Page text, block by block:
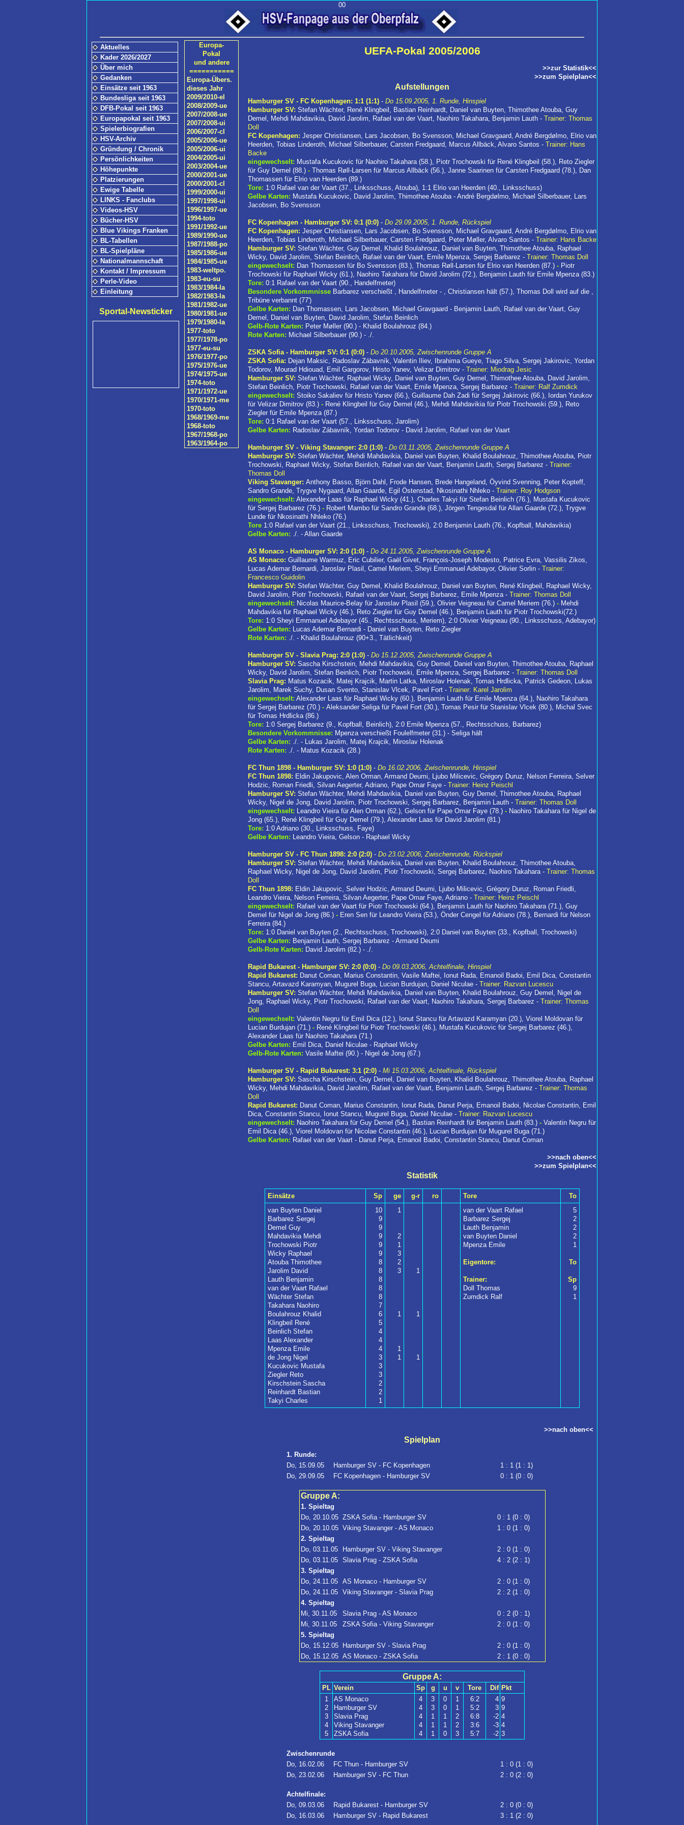
00
Aktuelles
Kader 2026/2027
Über mich
Gedanken
Einsätze seit 1963
Bundesliga seit 1963
DFB-Pokal seit 1963
Europapokal seit 1963
Spielerbiografien
HSV-Archiv
Gründung / Chronik
Persönlichkeiten
Höhepunkte
Platzierungen
Ewige Tabelle
LINKS - Fanclubs
Videos-HSV
Bücher-HSV
Blue Vikings Franken
BL-Tabellen
BL-Spielpläne
Nationalmannschaft
Kontakt / Impressum
Perle-Video
Einleitung
Sportal-Newsticker
UEFA-Pokal 2005/2006
>>zur Statistik<<
>>zum Spielplan<<
Aufstellungen
Hamburger SV - FC Kopenhagen: 1:1 (1:1) - Do 15.09.2005, 1. Runde, Hinspiel
Hamburger SV: Stefan Wächter, René Klingbeil, Bastian Reinhardt, Daniel van Buyten, Thimothee Atouba, Guy
Demel, Mehdi Mahdavikia, David Jarolim, Rafael van der Vaart, Naohiro Takahara, Benjamin Lauth - Trainer: Thomas
Doll
FC Kopenhagen: Jesper Christiansen, Lars Jacobsen, Bo Svensson, Michael Gravgaard, André Bergdølmo, Elrio van
Heerden, Tobias Linderoth, Michael Silberbauer, Carsten Fredgaard, Marcus Allbäck, Alvaro Santos - Trainer: Hans
Backe
eingewechselt: Mustafa Kucukovic für Naohiro Takahara (58.), Piotr Trochowski für René Klingbeil (58.), Reto Ziegler
für Guy Demel (88.) - Thomas Røll-Larsen für Marcus Allbäck (56.), Janne Saarinen für Carsten Fredgaard (78.), Dan
Thomassen für Elrio van Heerden (89.)
Tore: 1:0 Rafael van der Vaart (37., Linksschuss, Atouba), 1:1 Elrio van Heerden (40., Linksschuss)
Gelbe Karten: Mustafa Kucukovic, David Jarolim, Thimothee Atouba - André Bergdølmo, Michael Silberbauer, Lars
Jacobsen, Bo Svensson
FC Kopenhagen - Hamburger SV: 0:1 (0:0) - Do 29.09.2005, 1. Runde, Rückspiel
FC Kopenhagen: Jesper Christiansen, Lars Jacobsen, Bo Svensson, Michael Gravgaard, André Bergdølmo, Elrio van
Heerden, Tobias Linderoth, Michael Silberbauer, Carsten Fredgaard, Peter Møller, Alvaro Santos - Trainer: Hans Backe
Hamburger SV: Stefan Wächter, Guy Demel, Khalid Boulahrouz, Daniel van Buyten, Thimothee Atouba, Raphael
Wicky, David Jarolim, Stefan Beinlich, Rafael van der Vaart, Emile Mpenza, Sergej Barbarez - Trainer: Thomas Doll
eingewechselt: Dan Thomassen für Bo Svensson (83.), Thomas Røll-Larsen für Elrio van Heerden (87.) - Piotr
Trochowski für Raphael Wicky (61.), Naohiro Takahara für David Jarolim (72.), Benjamin Lauth für Emile Mpenza (83.)
Tore: 0:1 Rafael van der Vaart (90., Handelfmeter)
Besondere Vorkommnisse Barbarez verschießt , Handelfmeter - , Christiansen hält (57.), Thomas Doll wird auf die ,
Tribüne verbannt (77')
Gelbe Karten: Dan Thomassen, Lars Jacobsen, Michael Gravgaard - Benjamin Lauth, Rafael van der Vaart, Guy
Demel, Daniel van Buyten, David Jarolim, Stefan Beinlich
Gelb-Rote Karten: Peter Møller (90.) - Khalid Boulahrouz (84.)
Rote Karten: Michael Silberbauer (90.) - ./.
ZSKA Sofia - Hamburger SV: 0:1 (0:0) - Do 20.10.2005, Zwischenrunde Gruppe A
ZSKA Sofia: Dejan Maksic, Radoslav Zábavník, Valentin Iliev, Ibrahima Gueye, Tiago Silva, Sergej Jakirovic, Yordan
Todorov, Mourad Hdiouad, Emil Gargorov, Hristo Yanev, Velizar Dimitrov - Trainer: Miodrag Jesic
Hamburger SV: Stefan Wächter, Raphael Wicky, Daniel van Buyten, Guy Demel, Thimothee Atouba, David Jarolim,
Stefan Beinlich, Piotr Trochowski, Rafael van der Vaart, Emile Mpenza, Sergej Barbarez - Trainer: Ralf Zumdick
eingewechselt: Stoiko Sakaliev für Hristo Yanev (66.), Guillaume Dah Zadi für Sergej Jakirovic (66.), Iordan Yurukov
für Velizar Dimitrov (83.) - René Klingbeil für Guy Demel (46.), Mehdi Mahdavikia für Piotr Trochowski (59.), Reto
Ziegler für Emile Mpenza (87.)
Tore: 0:1 Rafael van der Vaart (57., Linksschuss, Jarolim)
Gelbe Karten: Radoslav Zábavník, Yordan Todorov - David Jarolim, Rafael van der Vaart
Hamburger SV - Viking Stavanger: 2:0 (1:0) - Do 03.11.2005, Zwischenrunde Gruppe A
Hamburger SV: Stefan Wächter, Mehdi Mahdavikia, Daniel van Buyten, Khalid Boulahrouz, Thimothee Atouba, Piotr
Trochowski, Raphael Wicky, Stefan Beinlich, Rafael van der Vaart, Benjamin Lauth, Sergej Barbarez - Trainer:
Thomas Doll
Viking Stavanger: Anthony Basso, Björn Dahl, Frode Hansen, Brede Hangeland, Öyvind Svenning, Peter Kopteff,
Sandro Grande, Trygve Nygaard, Allan Gaarde, Egil Östenstad, Nkosinathi Nhleko - Trainer: Roy Hodgson
eingewechselt: Alexander Laas für Raphael Wicky (41.), Charles Takyi für Stefan Beinlich (76.), Mustafa Kucukovic
für Sergej Barbarez (76.) - Robert Mambo für Sandro Grande (68.), Jörgen Tengesdal für Allan Gaarde (72.), Trygve
Lunde für Nkosinathi Nhleko (76.)
Tore 1:0 Rafael van der Vaart (21., Linksschuss, Trochowski), 2:0 Benjamin Lauth (76., Kopfball, Mahdavikia)
Gelbe Karten: ./. - Allan Gaarde
AS Monaco - Hamburger SV: 2:0 (1:0) - Do 24.11.2005, Zwischenrunde Gruppe A
AS Monaco: Guillaume Warmuz, Eric Cubilier, Gaël Givet, François-Joseph Modesto, Patrice Evra, Vassilis Zikos,
Lucas Ademar Bernardi, Jaroslav Plasil, Camel Meriem, Sheyi Emmanuel Adebayor, Olivier Sorlin - Trainer:
Francesco Guidolin
Hamburger SV: Stefan Wächter, Guy Demel, Khalid Boulahrouz, Daniel van Buyten, René Klingbeil, Raphael Wicky,
David Jarolim, Piotr Trochowski, Rafael van der Vaart, Sergej Barbarez, Emile Mpenza - Trainer: Thomas Doll
eingewechselt: Nicolas Maurice-Belay für Jaroslav Plasil (59.), Olivier Veigneau für Camel Meriem (76.) - Mehdi
Mahdavikia für Raphael Wicky (46.), Reto Ziegler für Guy Demel (46.), Benjamin Lauth für Piotr Trochowski(72.)
Tore: 1:0 Sheyi Emmanuel Adebayor (45., Rechtsschuss, Meriem), 2:0 Olivier Veigneau (90., Linksschuss, Adebayor)
Gelbe Karten: Lucas Ademar Bernardi - Daniel van Buyten, Reto Ziegler
Rote Karten: ./. - Khalid Boulahrouz (90+3., Tätlichkeit)
Hamburger SV - Slavia Prag: 2:0 (1:0) - Do 15.12.2005, Zwischenrunde Gruppe A
Hamburger SV: Sascha Kirschstein, Mehdi Mahdavikia, Guy Demel, Daniel van Buyten, Thimothee Atouba, Raphael
Wicky, David Jarolim, Stefan Beinlich, Piotr Trochowski, Emile Mpenza, Sergej Barbarez - Trainer: Thomas Doll
Slavia Prag: Matus Kozacik, Matej Krajcik, Martin Latka, Miroslav Holenak, Tomas Hrdlicka, Patrick Gedeon, Lukas
Jarolim, Marek Suchy, Dusan Svento, Stanislav Vlcek, Pavel Fort - Trainer: Karel Jarolim
eingewechselt: Alexander Laas für Raphael Wicky (60.), Benjamin Lauth für Emile Mpenza (64.), Naohiro Takahara
für Sergej Barbarez (70.) - Aleksander Seliga für Pavel Fort (30.), Tomas Pesir für Stanislav Vlcek (80.), Michal Svec
für Tomas Hrdlicka (86.)
Tore: 1:0 Sergej Barbarez (9., Kopfball, Beinlich), 2:0 Emile Mpenza (57., Rechtsschuss, Barbarez)
Besondere Vorkommnisse: Mpenza verschießt Foulelfmeter (31.) - Seliga hält
Gelbe Karten: ./. - Lukas Jarolim, Matej Krajcik, Miroslav Holenak
Rote Karten: ./. - Matus Kozacik (28.)
FC Thun 1898 - Hamburger SV: 1:0 (1:0) - Do 16.02.2006, Zwischenrunde, Hinspiel
FC Thun 1898: Eldin Jakupovic, Alen Orman, Armand Deumi, Ljubo Milicevic, Grégory Duruz, Nelson Ferreira, Selver
Hodzic, Roman Friedli, Silvan Aegerter, Adriano, Pape Omar Faye - Trainer: Heinz Peischl
Hamburger SV: Stefan Wächter, Mehdi Mahdavikia, Daniel van Buyten, Guy Demel, Thimothee Atouba, Raphael
Wicky, Nigel de Jong, David Jarolim, Piotr Trochowski, Sergej Barbarez, Benjamin Lauth - Trainer: Thomas Doll
eingewechselt: Leandro Vieira für Alen Orman (62.), Gelson für Pape Omar Faye (78.) - Naohiro Takahara für Nigel de
Jong (65.), René Klingbeil für Guy Demel (79.), Alexander Laas für David Jarolim (81.)
Tore: 1:0 Adriano (30., Linksschuss, Faye)
Gelbe Karten: Leandro Vieira, Gelson - Raphael Wicky
Hamburger SV - FC Thun 1898: 2:0 (2:0) - Do 23.02.2006, Zwischenrunde, Rückspiel
Hamburger SV: Stefan Wächter, Mehdi Mahdavikia, Daniel van Buyten, Khalid Boulahrouz, Thimothee Atouba,
Raphael Wicky, Nigel de Jong, David Jarolim, Piotr Trochowski, Sergej Barbarez, Naohiro Takahara - Trainer: Thomas
Doll
FC Thun 1898: Eldin Jakupovic, Selver Hodzic, Armand Deumi, Ljubo Milicevic, Grégory Duruz, Roman Friedli,
Leandro Vieira, Nelson Ferreira, Silvan Aegerter, Pape Omar Faye, Adriano - Trainer: Heinz Peischl
eingewechselt: Rafael van der Vaart für Piotr Trochowski (64.), Benjamin Lauth für Naohiro Takahara (71.), Guy
Demel für Nigel de Jong (86.) - Eren Sen für Leandro Vieira (53.), Önder Cengel für Adriano (78.), Bernardi für Nelson
Ferreira (84.)
Tore: 1:0 Daniel van Buyten (2., Rechtsschuss, Trochowski), 2:0 Daniel van Buyten (33., Kopfball, Trochowski)
Gelbe Karten: Benjamin Lauth, Sergej Barbarez - Armand Deumi
Gelb-Rote Karten: David Jarolim (82.) - ./.
Rapid Bukarest - Hamburger SV: 2:0 (0:0) - Do 09.03.2006, Achtelfinale, Hinspiel
Rapid Bukarest: Danut Coman, Marius Constantin, Vasile Maftei, Ionut Rada, Emanoil Badoi, Emil Dica, Constantin
Stancu, Artavazd Karamyan, Mugurel Buga, Lucian Burdujan, Daniel Niculae - Trainer: Razvan Lucescu
Hamburger SV: Stefan Wächter, Mehdi Mahdavikia, Daniel van Buyten, Khalid Boulahrouz, Guy Demel, Nigel de
Jong, Raphael Wicky, Piotr Trochowski, Rafael van der Vaart, Naohiro Takahara, Sergej Barbarez - Trainer: Thomas
Doll
eingewechselt: Valentin Negru für Emil Dica (12.), Ionut Stancu für Artavazd Karamyan (20.), Viorel Moldovan für
Lucian Burdujan (71.) - René Klingbeil für Piotr Trochowski (46.), Mustafa Kucukovic für Sergej Barbarez (46.),
Alexander Laas für Naohiro Takahara (71.)
Gelbe Karten: Emil Dica, Daniel Niculae - Raphael Wicky
Gelb-Rote Karten: Vasile Maftei (90.) - Nigel de Jong (67.)
Hamburger SV - Rapid Bukarest: 3:1 (2:0) - Mi 15.03.2006, Achtelfinale, Rückspiel
Hamburger SV: Sascha Kirschstein, Guy Demel, Daniel van Buyten, Khalid Boulahrouz, Thimothee Atouba, Raphael
Wicky, Mehdi Mahdavikia, David Jarolim, Rafael van der Vaart, Benjamin Lauth, Sergej Barbarez - Trainer: Thomas
Doll
Rapid Bukarest: Danut Coman, Marius Constantin, Ionut Rada, Danut Perja, Emanoil Badoi, Nicolae Constantin, Emil
Dica, Constantin Stancu, Ionut Stancu, Mugurel Buga, Daniel Niculae - Trainer: Razvan Lucescu
eingewechselt: Naohiro Takahara für Guy Demel (54.), Bastian Reinhardt für Benjamin Lauth (83.) - Valentin Negru für
Emil Dica (46.), Viorel Moldovan für Nicolae Constantin (46.), Lucian Burdujan für Mugurel Buga (71.)
Gelbe Karten: Rafael van der Vaart - Danut Perja, Emanoil Badoi, Constantin Stancu, Danut Coman
>>nach oben<<
>>zum Spielplan<<
Statistik
Einsätze Sp ge g-r ro Tore
To
van Buyten Daniel
Barbarez Sergej
Demel Guy
Mahdavikia Mehdi
Trochowski Piotr
Wicky Raphael
Atouba Thimothee
Jarolim David
Lauth Benjamin
van der Vaart Rafael
Wächter Stefan
Takahara Naohiro
Boulahrouz Khalid
Klingbeil René
Beinlich Stefan
Laas Alexander
Mpenza Emile
de Jong Nigel
Kucukovic Mustafa
Ziegler Reto
Kirschstein Sascha
Reinhardt Bastian
Takyi Charles
10
9
9
9
9
9
8
8
8
8
8
7
6
5
4
4
4
3
3
3
2
2
1
1
2
1
3
2
3
1
1
1
1
1
1
van der Vaart Rafael
Barbarez Sergej
Lauth Benjamin
van Buyten Daniel
Mpenza Emile
Eigentore:
Trainer:
Doll Thomas
Zumdick Ralf
5
2
2
2
1
To
Sp
9
1
>>nach oben<<
Spielplan
1. Runde:
Do, 15.09.05
Hamburger SV - FC Kopenhagen
1 : 1 (1 : 1)
Do, 29.09.05
FC Kopenhagen - Hamburger SV 0 : 1 (0 : 0)
Gruppe A:
1. Spieltag
Do, 20.10.05 ZSKA Sofia - Hamburger SV
0 : 1 (0 : 0)
Do, 20.10.05 Viking Stavanger - AS Monaco
1 : 0 (1 : 0)
2. Spieltag
Do, 03.11.05
Hamburger SV - Viking Stavanger
2 : 0 (1 : 0)
Do, 03.11.05
Slavia Prag - ZSKA Sofia
4 : 2 (2 : 1)
3. Spieltag
Do, 24.11.05
AS Monaco - Hamburger SV
2 : 0 (1 : 0)
Do, 24.11.05
Viking Stavanger - Slavia Prag
2 : 2 (1 : 0)
4. Spieltag
Mi, 30.11.05
Slavia Prag - AS Monaco
0 : 2 (0 : 1)
Mi, 30.11.05
ZSKA Sofia - Viking Stavanger
2 : 0 (1 : 0)
5. Spieltag
Do, 15.12.05
Hamburger SV - Slavia Prag
2 : 0 (1 : 0)
Do, 15.12.05 AS Monaco - ZSKA Sofia 2 : 1 (0 : 0)
Gruppe A:
PL Verein Sp g u v Tore Dif Pkt
1
2
3
4
5
AS Monaco
Hamburger SV
Slavia Prag
Viking Stavanger
ZSKA Sofia
4
4
4
4
4
3
3
1
1
1
0
0
1
1
0
1
1
2
2
3
6:2
5:2
6:8
3:6
5:7
4
3
-2
-3
-2
9
9
4
4
3
Zwischenrunde
Do, 16.02.06
FC Thun - Hamburger SV
1 : 0 (1 : 0)
Do, 23.02.06
Hamburger SV - FC Thun 2 : 0 (2 : 0)
Achtelfinale:
Do, 09.03.06
Rapid Bukarest - Hamburger SV
2 : 0 (0 : 0)
Do, 16.03.06
Hamburger SV - Rapid Bukarest 3 : 1 (2 : 0)
Europa-
Pokal
und andere
===========
Europa-Übers.
dieses Jahr
2009/2010-el
2008/2009-ue
2007/2008-ue
2007/2008-ui
2006/2007-cl
2005/2006-ue
2005/2006-ui
2004/2005-ui
2003/2004-ue
2000/2001-ue
2000/2001-cl
1999/2000-ui
1997/1998-ui
1996/1997-ue
1994-toto
1991/1992-ue
1989/1990-ue
1987/1988-po
1985/1986-ue
1984/1985-ue
1983-weltpo.
1983-eu-su
1983/1984-la
1982/1983-la
1981/1982-ue
1980/1981-ue
1979/1980-la
1977-toto
1977/1978-po
1977-eu-su
1976/1977-po
1975/1976-ue
1974/1975-ue
1974-toto
1971/1972-ue
1970/1971-me
1970-toto
1968/1969-me
1968-toto
1967/1968-po
1963/1964-po